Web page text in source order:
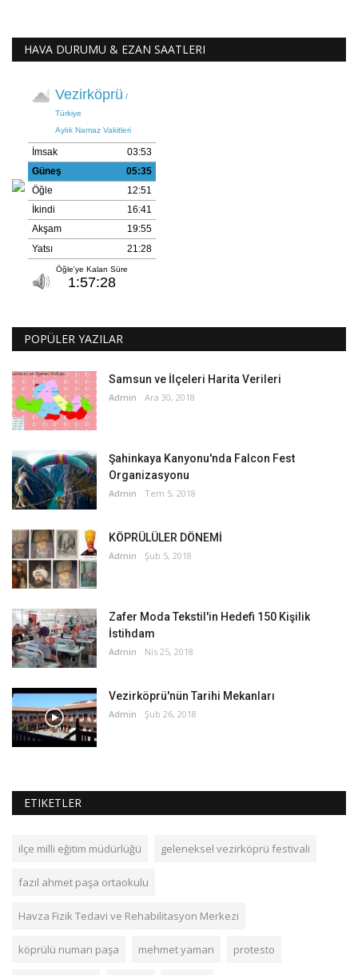
HAVA DURUMU & EZAN SAATLERI
POPÜLER YAZILAR
Samsun ve İlçeleri Harita Verileri
Admin Ara 30, 2018
Şahinkaya Kanyonu'nda Falcon Fest
Organizasyonu
Admin Tem 5, 2018
KÖPRÜLÜLER DÖNEMİ
Admin Şub 5, 2018
Zafer Moda Tekstil'in Hedefi 150 Kişilik
İstihdam
Admin Nis 25, 2018
Vezirköprü'nün Tarihi Mekanları
Admin Şub 26, 2018
ETIKETLER
ilçe milli eğitim müdürlüğü geleneksel vezirköprü festivali
fazıl ahmet paşa ortaokulu
Havza Fizik Tedavi ve Rehabilitasyon Merkezi
köprülü numan paşa mehmet yaman protesto